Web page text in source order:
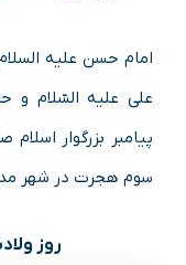
امام حسن علیه
علی علیه ‌السّلام و
پیامبر بزرگوار
سوم هجرت در شهر
روز